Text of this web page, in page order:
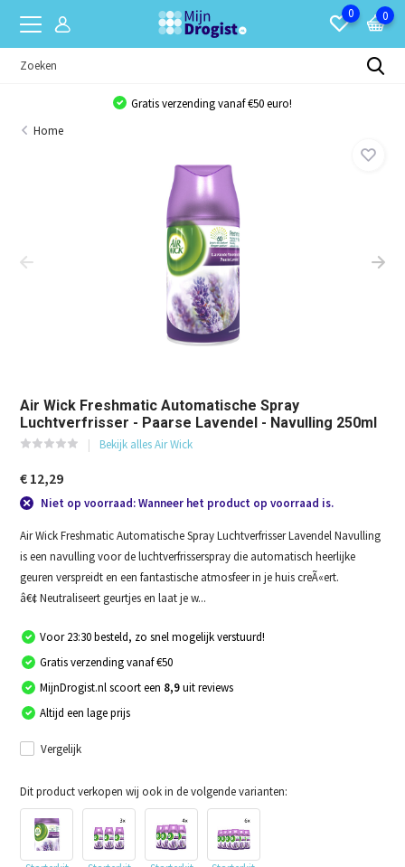
0 0
Gratis verzending vanaf €50 euro!
Home
Air Wick Freshmatic Automatische Spray
Luchtverfrisser - Paarse Lavendel - Navulling 250ml
Bekijk alles Air Wick
€ 12,29
Niet op voorraad: Wanneer het product op voorraad is.
Air Wick Freshmatic Automatische Spray Luchtverfrisser Lavendel Navulling
is een navulling voor de luchtverfrisserspray die automatisch heerlijke
geuren verspreidt en een fantastische atmosfeer in je huis creÃ«ert.
â€¢ Neutraliseert geurtjes en laat je w...
Voor 23:30 besteld, zo snel mogelijk verstuurd!
Gratis verzending vanaf €50
MijnDrogist.nl scoort een 8,9uit reviews
Altijd een lage prijs
Vergelijk
Dit product verkopen wij ook in de volgende varianten: